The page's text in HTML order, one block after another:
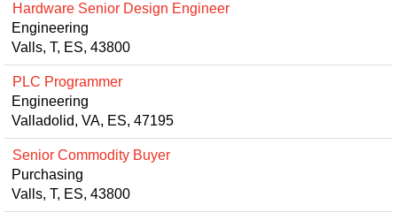
Hardware Senior Design Engineer
Engineering
Valls, T, ES, 43800
PLC Programmer
Engineering
Valladolid, VA, ES, 47195
Senior Commodity Buyer
Purchasing
Valls, T, ES, 43800